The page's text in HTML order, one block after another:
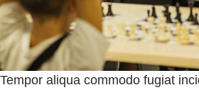
Tempor aliqua commodo fugiat